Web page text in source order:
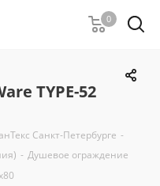
0
TYPE-52
Санкт-Петербурге -
- Душевое ограждение